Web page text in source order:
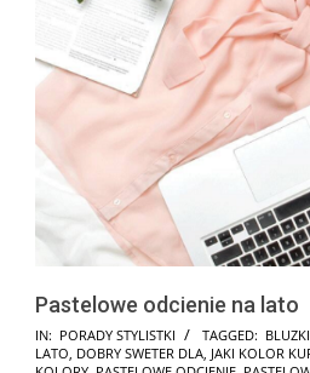
Pastelowe odcienie na lato
2025-
02-
IN: PORADY STYLISTKI TAGGED:
LATO, DOBRY SWETER DLA, JAKI KOLOR